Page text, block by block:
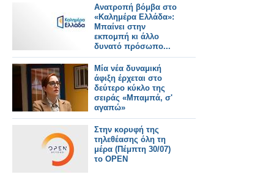
Ανατροπή βόμβα στο
«Καλημέρα Ελλάδα»:
Μπαίνει στην
εκπομπή κι άλλο
δυνατό πρόσωπο...
Μία νέα δυναμική
άφιξη έρχεται στο
δεύτερο κύκλο της
σειράς «Μπαμπά, σ'
αγαπώ»
Στην κορυφή της
τηλεθέασης όλη τη
μέρα (Πέμπτη 30/07)
το OPEN